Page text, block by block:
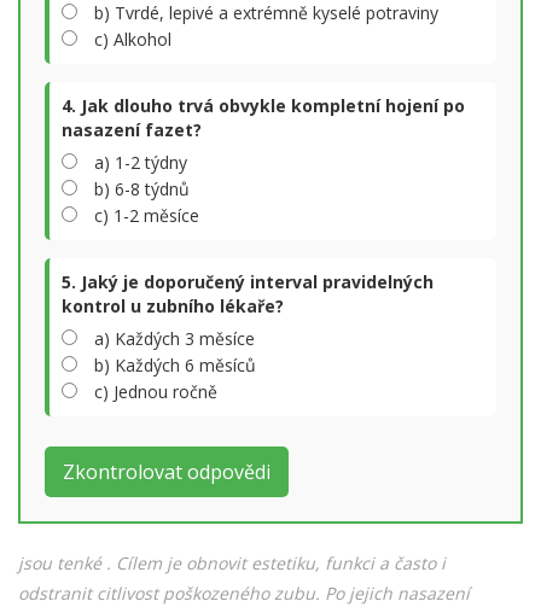
b) Tvrdé, lepivé a extrémně kyselé potraviny
c) Alkohol
4. Jak dlouho trvá obvykle kompletní hojení po
nasazení fazet?
a) 1-2 týdny
b) 6-8 týdnů
c) 1-2 měsíce
5. Jaký je doporučený interval pravidelných
kontrol u zubního lékaře?
a) Každých 3 měsíce
b) Každých 6 měsíců
c) Jednou ročně
Zkontrolovat odpovědi
jsou tenké . Cílem je obnovit estetiku, funkci a často i
odstranit citlivost poškozeného zubu. Po jejich nasazení